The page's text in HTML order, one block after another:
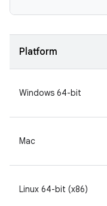
Platform
Windows 64-bit
Mac
Linux 64-bit (x86)